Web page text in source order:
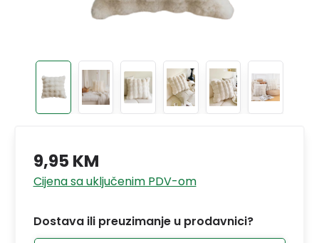
9,95 KM
Cijena sa uključenim PDV-om
Dostava ili preuzimanje u prodavnici?